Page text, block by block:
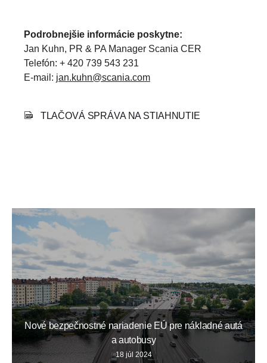
Podrobnejšie informácie poskytne:
Jan Kuhn, PR & PA Manager Scania CER
Telefón: + 420 739 543 231
E-mail: jan.kuhn@scania.com
TLAČOVÁ SPRÁVA NA STIAHNUTIE
Nové bezpečnostné nariadenie EÚ pre nákladné autá
a autobusy
18 júl 2024